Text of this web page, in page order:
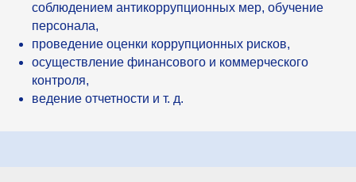
соблюдением антикоррупционных мер, обучение
персонала,
проведение оценки коррупционных рисков,
осуществление финансового и коммерческого
контроля,
ведение отчетности и т. д.